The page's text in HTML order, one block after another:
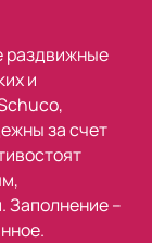
раздвижные
и
за счет
Заполнение –